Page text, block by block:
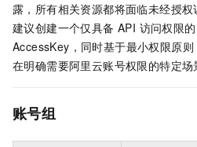
露，所有相关资源都将面临未经授权
建议创建一个仅具备 API 访问权限的
AccessKey，同时基于最小权限原
在明确需要阿里云账号权限的特定场
账号组